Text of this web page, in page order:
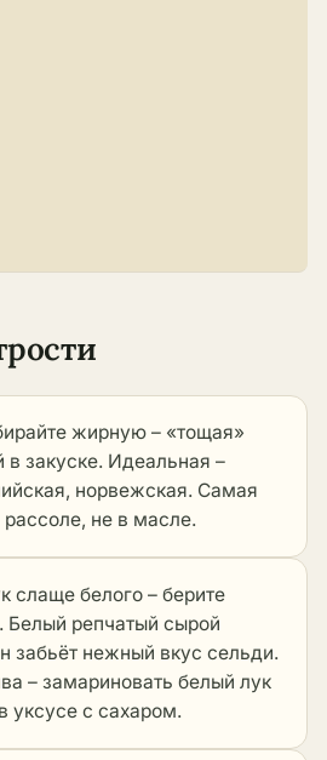
жирную – «тощая»
в закуске. Идеальная –
норвежская. Самая
рассоле, не в масле.
слаще белого – берите
Белый репчатый сырой
забьёт нежный вкус сельди.
– замариновать белый лук
уксусе с сахаром.